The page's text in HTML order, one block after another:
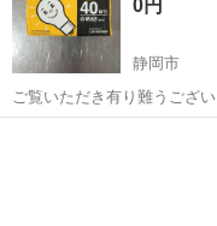
ットへお持...
0円
静岡市
ご覧いただき有り難うございます。 静岡市とジモティー
営しています。 粗⼤ごみ等